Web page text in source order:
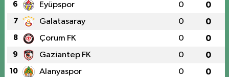
6 Eyüpspor 0 0
7 Galatasaray 0 0
8 Çorum FK 0 0
9 Gaziantep FK 0 0
10 Alanyaspor 0 0